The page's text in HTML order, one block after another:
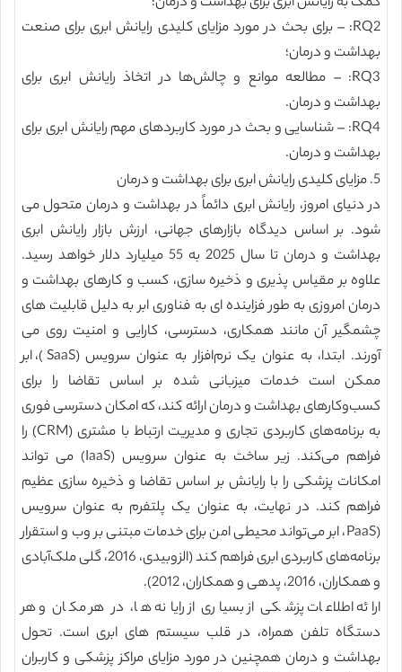
RQ2: – برای بحث در مورد مزایای کلیدی رایانش ابری برای صنعت
بهداشت و درمان؛
RQ3: – مطالعه موانع و چالش‌ها در اتخاذ رایانش ابری برای
بهداشت و درمان.
RQ4: – شناسایی و بحث در مورد کاربردهای مهم رایانش ابری برای
بهداشت و درمان.
5. مزایای کلیدی رایانش ابری برای بهداشت و درمان
در دنیای امروز، رایانش ابری دائماً در بهداشت و درمان متحول می
شود. بر اساس دیدگاه بازارهای جهانی، ارزش بازار رایانش ابری
بهداشت و درمان تا سال 2025 به 55 میلیارد دلار خواهد رسید.
علاوه بر مقیاس پذیری و ذخیره سازی، کسب و کارهای بهداشت و
درمان امروزی به طور فزاینده ای به فناوری ابر به دلیل قابلیت های
چشمگیر آن مانند همکاری، دسترسی، کارایی و امنیت روی می
آورند. ابتدا، به عنوان یک نرم‌افزار به عنوان سرویس (SaaS)، ابر
ممکن است خدمات میزبانی شده بر اساس تقاضا را برای
کسب‌وکارهای بهداشت و درمان ارائه کند، که امکان دسترسی فوری
به برنامه‌های کاربردی تجاری و مدیریت ارتباط با مشتری (CRM) را
فراهم می‌کند. زیر ساخت به عنوان سرویس (IaaS) می تواند
امکانات پزشکی را با رایانش بر اساس تقاضا و ذخیره سازی عظیم
فراهم کند. در نهایت، به عنوان یک پلتفرم به عنوان سرویس
(PaaS، ابر می‌تواند محیطی امن برای خدمات مبتنی بر وب و استقرار
برنامه‌های کاربردی ابری فراهم کند (الزوبیدی، 2016، گلی ملک‌آبادی
و همکاران، 2016، پدهی و همکاران، 2012).
ارائه اطلاعات پزشکی از بسیاری از رایانه ها، در هر مکان و هر
دستگاه تلفن همراه، در قلب سیستم های ابری است. تحول
بهداشت و درمان همچنین در مورد مزایای مراکز پزشکی و کاربران